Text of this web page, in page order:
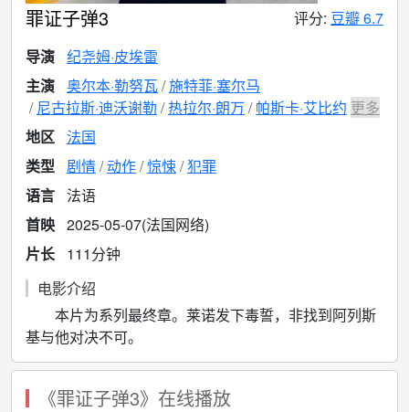
罪证子弹3 评分: 豆瓣 6.7
导演 纪尧姆·皮埃雷
主演 奥尔本·勒努瓦 施特菲·塞尔马
尼古拉斯·迪沃谢勒 热拉尔·朗万 帕斯卡·艾比约 更多
地区 法国
类型 剧情 动作 惊悚 犯罪
语言
法语
首映 2025-05-07(法国网络)
片长
111分钟
电影介绍
本片为系列最终章。莱诺发下毒誓，非找到阿列斯
基与他对决不可。
《罪证子弹3》在线播放